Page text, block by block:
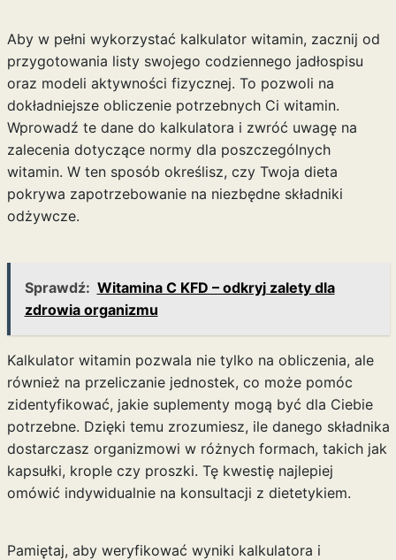
Aby w pełni wykorzystać kalkulator witamin, zacznij od
przygotowania listy swojego codziennego jadłospisu
oraz modeli aktywności fizycznej. To pozwoli na
dokładniejsze obliczenie potrzebnych Ci witamin.
Wprowadź te dane do kalkulatora i zwróć uwagę na
zalecenia dotyczące normy dla poszczególnych
witamin. W ten sposób określisz, czy Twoja dieta
pokrywa zapotrzebowanie na niezbędne składniki
odżywcze.
Sprawdź: Witamina C KFD – odkryj zalety dla
zdrowia organizmu
Kalkulator witamin pozwala nie tylko na obliczenia, ale
również na przeliczanie jednostek, co może pomóc
zidentyfikować, jakie suplementy mogą być dla Ciebie
potrzebne. Dzięki temu zrozumiesz, ile danego składnika
dostarczasz organizmowi w różnych formach, takich jak
kapsułki, krople czy proszki. Tę kwestię najlepiej
omówić indywidualnie na konsultacji z dietetykiem.
Pamiętaj, aby weryfikować wyniki kalkulatora i